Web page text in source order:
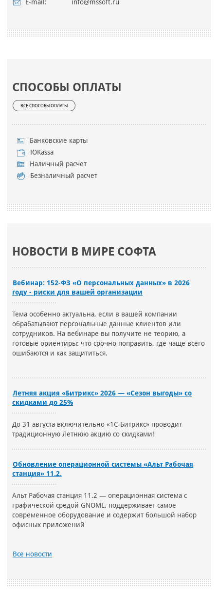
E-mail: info@mssoft.ru
СПОСОБЫ ОПЛАТЫ
ВСЕ СПОСОБЫ ОПЛАТЫ
Банковские карты
ЮKassa
Наличный расчет
Безналичный расчет
НОВОСТИ В МИРЕ СОФТА
Вебинар: 152-ФЗ «О персональных данных» в 2026
году - риски для вашей организации
Тема особенно актуальна, если в вашей компании
обрабатывают персональные данные клиентов или
сотрудников. На вебинаре вы получите не теорию, а
готовые ориентиры: что срочно поправить, где чаще всего
ошибаются и как защититься.
Летняя акция «Битрикс» 2026 — «Сезон выгоды» со
скидками до 25%
До 31 августа включительно «1С-Битрикс» проводит
традиционную Летнюю акцию со скидками!
Обновление операционной системы «Альт Рабочая
станция» 11.2.
Альт Рабочая станция 11.2 — операционная система с
графической средой GNOME, поддерживает самое
современное оборудование и содержит большой набор
офисных приложений
Все новости